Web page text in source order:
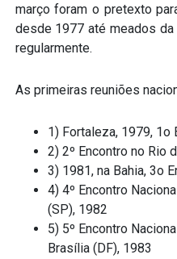
março foram o pretexto
desde 1977 até meados
regularmente.
As primeiras reuniões
1) Fortaleza, 1979, 1o
2) 2º Encontro no Rio
3) 1981, na Bahia, 3o
4) 4º Encontro
(SP), 1982
5) 5º Encontro
Brasília (DF), 1983